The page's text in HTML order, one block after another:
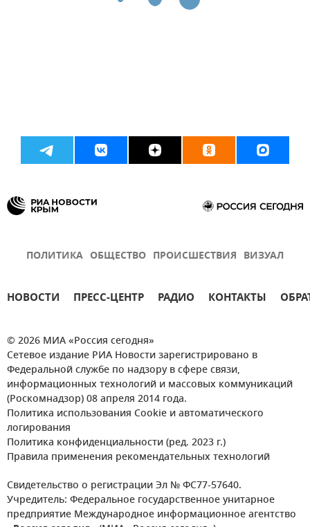
ПОЛИТИКА ОБЩЕСТВО ПРОИСШЕСТВИЯ ВИЗУАЛ
НОВОСТИ ПРЕСС-ЦЕНТР РАДИО КОНТАКТЫ
© 2026 МИА «Россия сегодня»
Сетевое издание РИА Новости зарегистрировано в
Федеральной службе по надзору в сфере связи,
информационных технологий и массовых коммуникаций
(Роскомнадзор) 08 апреля 2014 года.
Политика использования Cookie и автоматического
логирования
Политика конфиденциальности (ред. 2023 г.)
Правила применения рекомендательных технологий
Свидетельство о регистрации Эл № ФС77-57640.
Учредитель: Федеральное государственное унитарное
предприятие Международное информационное агентство